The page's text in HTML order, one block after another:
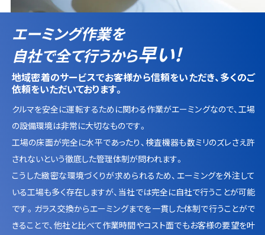
エーミング作業を
自社で全て行うから早い!
地域密着のサービスでお客様から信頼をいただき、多くのご
依頼をいただいております。
クルマを安全に運転するために関わる作業がエーミングなので、工場
の設備環境は非常に大切なものです。
工場の床面が完全に水平であったり、検査機器も数ミリのズレさえ許
されないという徹底した管理体制が問われます。
こうした緻密な環境づくりが求められるため、エーミングを外注して
いる工場も多く存在しますが、当社では完全に自社で行うことが可能
です。ガラス交換からエーミングまでを一貫した体制で行うことがで
きることで、他社と比べて作業時間やコスト面でもお客様の要望を叶